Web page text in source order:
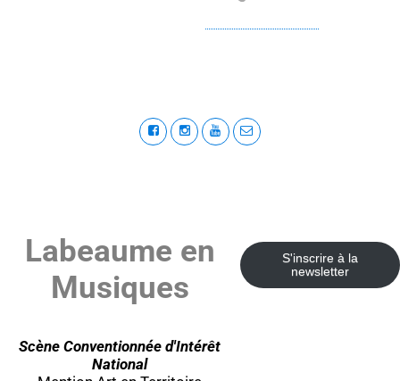
Labeaume en
Musiques
Scène Conventionnée d'Intérêt
National
S'inscrire à la
newsletter